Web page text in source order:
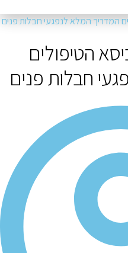
המדריך המלא לנפגעי חבלות פנים
הטיפולים
חבלות פנים